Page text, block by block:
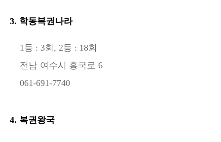
3. 학동복권나라
1등 : 3회, 2등 : 18회
전남 여수시 흥국로 6
061-691-7740
4. 복권왕국